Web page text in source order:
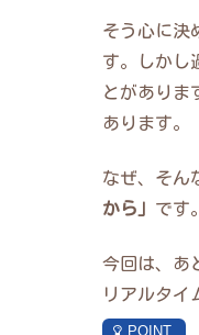
そう心に決
す。しかし
とがありま
あります。
なぜ、そん
から」 です。
今回は、あ
リアルタイ